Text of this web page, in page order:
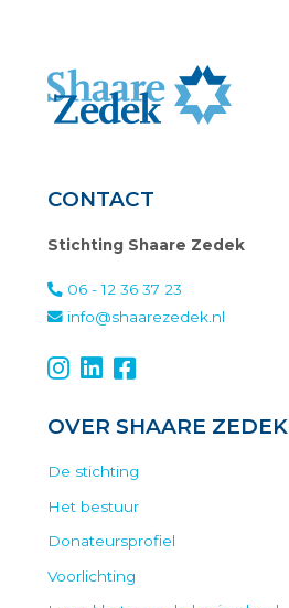
CONTACT
Stichting Shaare Zedek
06 - 12 36 37 23
info@shaarezedek.nl
OVER SHAARE ZEDEK
De stichting
Het bestuur
Donateursprofiel
Voorlichting